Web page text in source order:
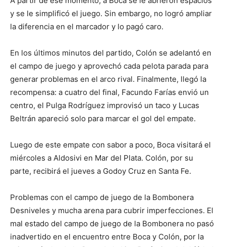
y se le simplificó el juego. Sin embargo, no logró ampliar
la diferencia en el marcador y lo pagó caro.
En los últimos minutos del partido, Colón se adelantó en
el campo de juego y aprovechó cada pelota parada para
generar problemas en el arco rival. Finalmente, llegó la
recompensa: a cuatro del final, Facundo Farías envió un
centro, el Pulga Rodríguez improvisó un taco y Lucas
Beltrán apareció solo para marcar el gol del empate.
Luego de este empate con sabor a poco, Boca visitará el
miércoles a Aldosivi en Mar del Plata. Colón, por su
parte, recibirá el jueves a Godoy Cruz en Santa Fe.
Problemas con el campo de juego de la Bombonera
Desniveles y mucha arena para cubrir imperfecciones. El
mal estado del campo de juego de la Bombonera no pasó
inadvertido en el encuentro entre Boca y Colón, por la